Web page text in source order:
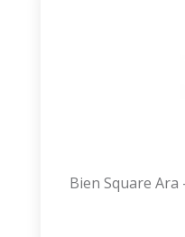
Bien Square